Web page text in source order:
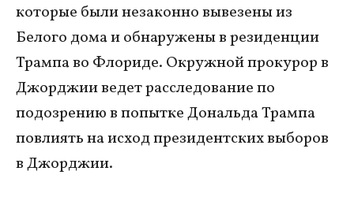
которые были незаконно вывезены из
Белого дома и обнаружены в резиденции
Трампа во Флориде. Окружной прокурор в
Джорджии ведет расследование по
подозрению в попытке Дональда Трампа
повлиять на исход президентских выборов
в Джорджии.